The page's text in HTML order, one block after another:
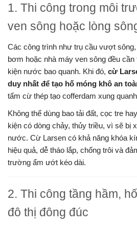
1. Thi công trong môi
ven sông hoặc lòng
Các công trình như trụ cầu vượt
bơm hoặc nhà máy ven sông đều cần
kiện nước bao quanh. Khi đó, cừ
duy nhất để tạo hố móng khô an
tấm cừ thép tạo cofferdam xung
Không thể dùng bao tải đất, cọc tre
kiện có dòng chảy, thủy triều, vì sẽ bị
nước. Cừ Larsen có khả năng khóa
hiệu quả, dễ tháo lắp, chống trôi và
trường ẩm ướt kéo dài.
2. Thi công tầng hầm,
đô thị đông đúc